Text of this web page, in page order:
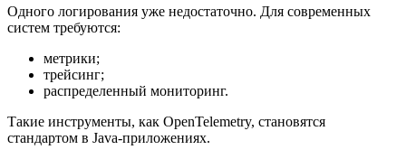
Одного логирования уже недостаточно. Для современных
систем требуются:
метрики;
трейсинг;
распределенный мониторинг.
Такие инструменты, как OpenTelemetry, становятся
стандартом в Java-приложениях.